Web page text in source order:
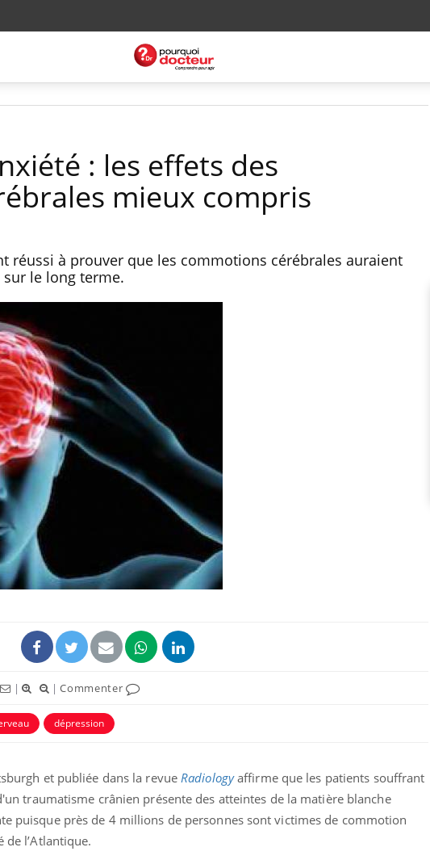
: les effets des
mieux compris
réussi à prouver que les commotions cérébrales auraient
le long terme.
| |Commenter
dépression
et publiée dans la revue Radiologyaffirme que les patients souffrant
traumatisme crânien présente des atteintes de la matière blanche
puisque près de 4 millions de personnes sont victimes de commotion
de l’Atlantique.